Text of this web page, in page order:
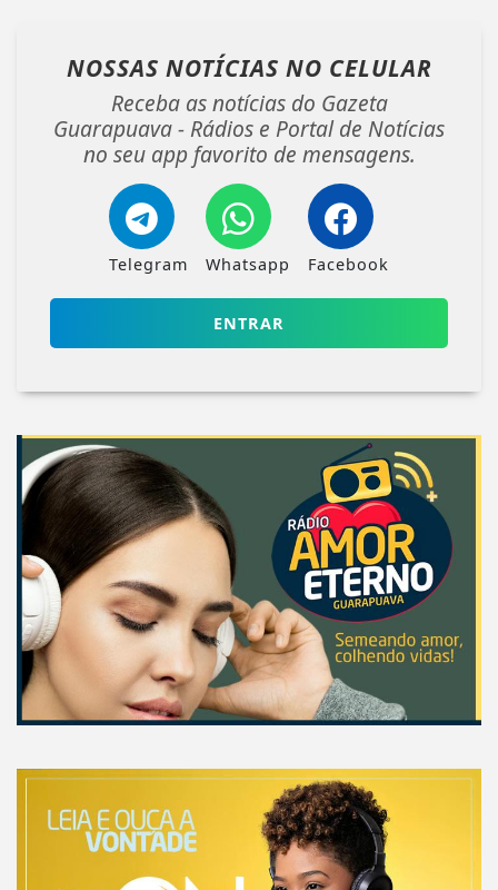
NOSSAS NOTÍCIAS NO CELULAR
Receba as notícias do Gazeta
Guarapuava - Rádios e Portal de Notícias
no seu app favorito de mensagens.
Telegram Whatsapp Facebook
ENTRAR